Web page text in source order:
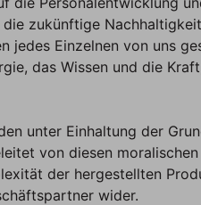
zukünftige
jedes Einzelnen von uns
das Wissen und die
unter Einhaltung der
von diesen
der hergestellten
wider.